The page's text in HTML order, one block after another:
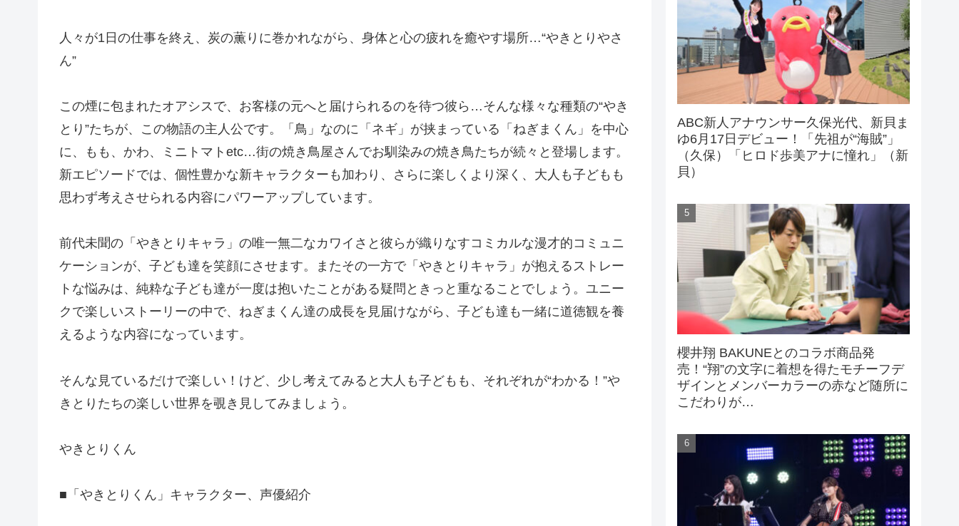
人々が1日の仕事を終え、炭の薫りに巻かれながら、身体と心の疲れを癒やす場所…“やきとりやさ
ん”
この煙に包まれたオアシスで、お客様の元へと届けられるのを待つ彼ら…そんな様々な種類の“やき
とり”たちが、この物語の主人公です。「鳥」なのに「ネギ」が挟まっている「ねぎまくん」を中心
に、もも、かわ、ミニトマトetc…街の焼き鳥屋さんでお馴染みの焼き鳥たちが続々と登場します。
新エピソードでは、個性豊かな新キャラクターも加わり、さらに楽しくより深く、大人も子どもも
思わず考えさせられる内容にパワーアップしています。
前代未聞の「やきとりキャラ」の唯一無二なカワイさと彼らが織りなすコミカルな漫才的コミュニ
ケーションが、子ども達を笑顔にさせます。またその一方で「やきとりキャラ」が抱えるストレー
トな悩みは、純粋な子ども達が一度は抱いたことがある疑問ときっと重なることでしょう。ユニー
クで楽しいストーリーの中で、ねぎまくん達の成長を見届けながら、子ども達も一緒に道徳観を養
えるような内容になっています。
そんな見ているだけで楽しい！けど、少し考えてみると大人も子どもも、それぞれが“わかる！”や
きとりたちの楽しい世界を覗き見してみましょう。
やきとりくん
■「やきとりくん」キャラクター、声優紹介
ABC新人アナウンサー久保光代、新貝ま
ゆ6月17日デビュー！「先祖が“海賊”」
（久保）「ヒロド歩美アナに憧れ」（新
貝）
櫻井翔 BAKUNEとのコラボ商品発
売！“翔”の文字に着想を得たモチーフデ
ザインとメンバーカラーの赤など随所に
こだわりが…